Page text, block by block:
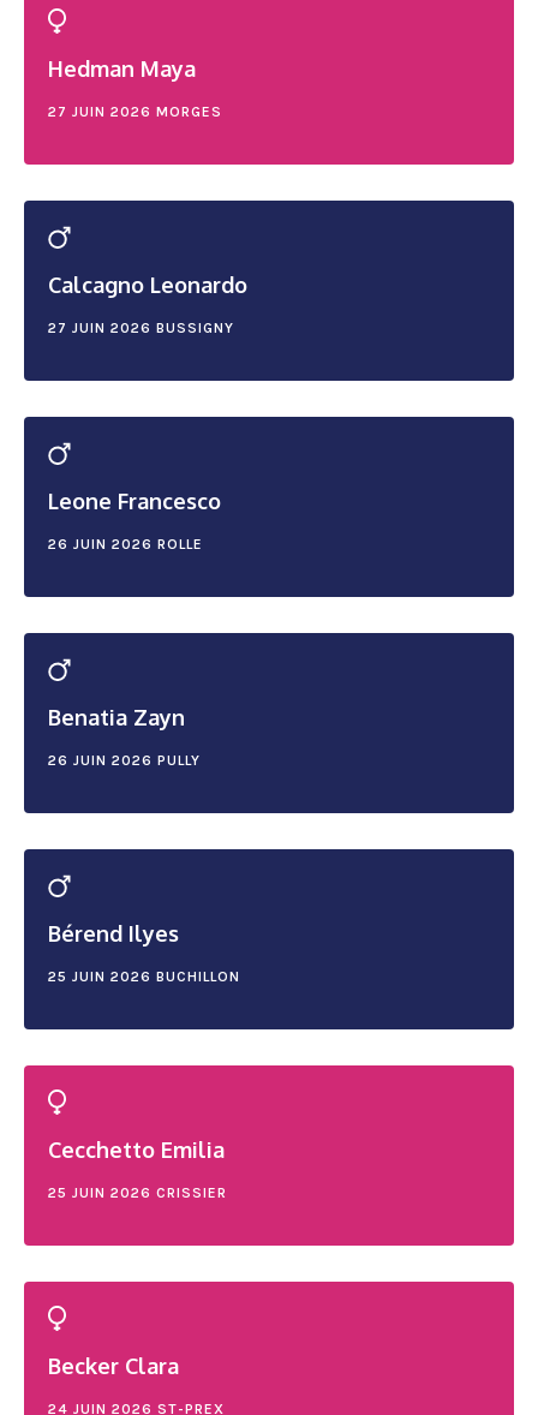
Hedman Maya
27 JUIN 2026 MORGES
Calcagno Leonardo
27 JUIN 2026 BUSSIGNY
Leone Francesco
26 JUIN 2026 ROLLE
Benatia Zayn
26 JUIN 2026 PULLY
Bérend Ilyes
25 JUIN 2026 BUCHILLON
Cecchetto Emilia
25 JUIN 2026 CRISSIER
Becker Clara
24 JUIN 2026 ST-PREX